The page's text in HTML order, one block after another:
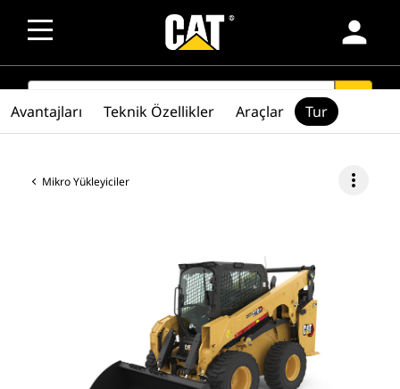
person
SEARCH
Mikro Yükleyiciler more_vert
Avantajları Teknik Özellikler Araçlar Tur